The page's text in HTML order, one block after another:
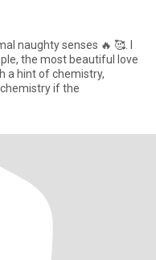
naughty senses 🔥 🥰. I
the most beautiful love
a hint of chemistry,
if the